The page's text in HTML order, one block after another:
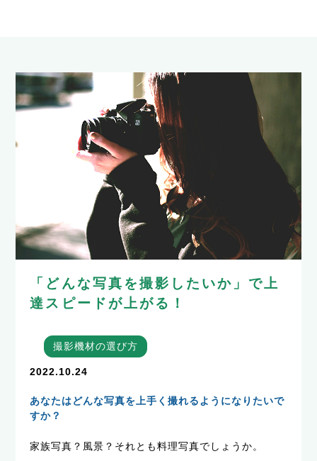
「どんな写真を撮影したいか」で上
達スピードが上がる！
撮影機材の選び方
2022.10.24
あなたはどんな写真を上手く撮れるようになりたいで
すか？
家族写真？風景？それとも料理写真でしょうか。